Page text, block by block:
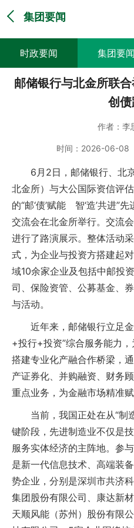
集团要闻
时政要闻 集团要闻
媒体聚焦 党建动
邮储银行与北金所联
创
作者： 李
时间： 2026-06-08
6月2日，邮储银行、北京
北金所）与大公国际资信评
的“邮‘债’赋能 智‘造’共进”
交流会在北金所举行。交流
进行了路演展示。整体活动
式，为企业与投资方搭建起
域10余家企业及包括中邮投
司、保险资管、公募基金、
与活动。
近年来，邮储银行立足金
+投行+投资”综合服务能力
搭建专业化产融合作桥梁，
产证券化、并购融资、财务
重点业务，为金融市场精准
当前，我国正处在从“制造
键阶段，先进制造业不仅是
服务实体经济的主阵地。参
是新一代信息技术、高端装
势企业，分别是深圳市共济
集团股份有限公司、康达新
天顺风能（苏州）股份有限